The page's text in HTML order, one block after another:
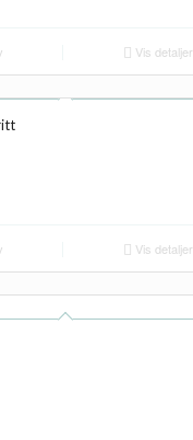
189,00 kr..
Vis detaljer
Vis detaljer